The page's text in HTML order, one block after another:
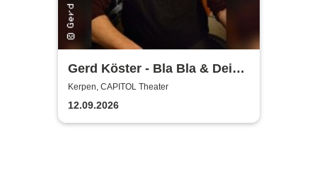
Gerd Köster - Bla Bla & Dei
Dei
Kerpen, CAPITOL Theater
12.09.2026